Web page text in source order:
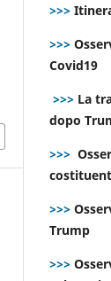
>>>
>>>
Covid19
>>> La
dopo
>>>
>>>
Trump
>>>